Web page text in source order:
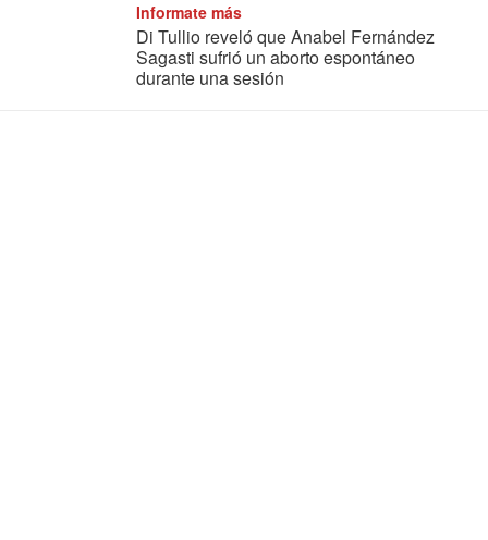
Informate más
Di Tullio reveló que Anabel Fernández
Sagasti sufrió un aborto espontáneo
durante una sesión